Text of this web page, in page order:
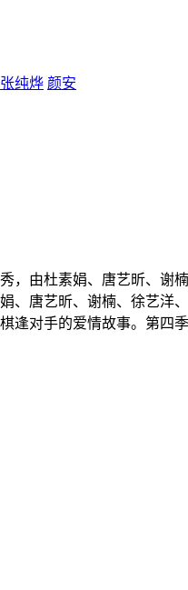
张纯烨 颜安
，由杜素娟、唐艺昕、谢
、唐艺昕、谢楠、徐艺洋
逢对手的爱情故事。第四